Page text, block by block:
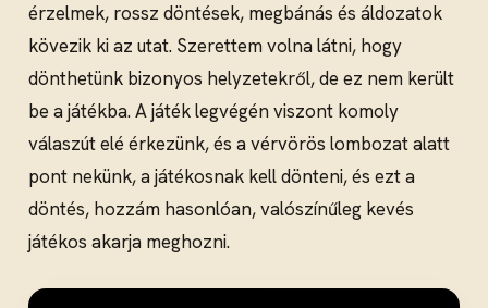
érzelmek, rossz döntések, megbánás és áldozatok
kövezik ki az utat. Szerettem volna látni, hogy
dönthetünk bizonyos helyzetekről, de ez nem került
be a játékba. A játék legvégén viszont komoly
válaszút elé érkezünk, és a vérvörös lombozat alatt
pont nekünk, a játékosnak kell dönteni, és ezt a
döntés, hozzám hasonlóan, valószínűleg kevés
játékos akarja meghozni.